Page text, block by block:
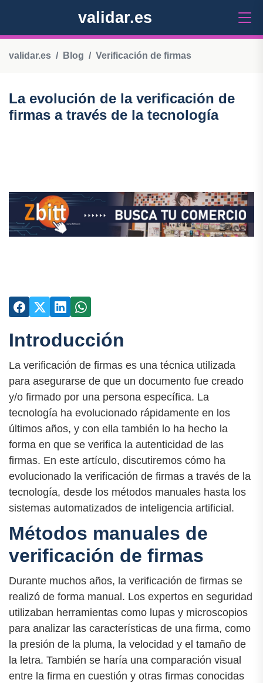
validar.es
validar.es Blog Verificación de firmas
La evolución de la verificación de
firmas a través de la tecnología
Introducción
La verificación de firmas es una técnica utilizada
para asegurarse de que un documento fue creado
y/o firmado por una persona específica. La
tecnología ha evolucionado rápidamente en los
últimos años, y con ella también lo ha hecho la
forma en que se verifica la autenticidad de las
firmas. En este artículo, discutiremos cómo ha
evolucionado la verificación de firmas a través de la
tecnología, desde los métodos manuales hasta los
sistemas automatizados de inteligencia artificial.
Métodos manuales de
verificación de firmas
Durante muchos años, la verificación de firmas se
realizó de forma manual. Los expertos en seguridad
utilizaban herramientas como lupas y microscopios
para analizar las características de una firma, como
la presión de la pluma, la velocidad y el tamaño de
la letra. También se haría una comparación visual
entre la firma en cuestión y otras firmas conocidas